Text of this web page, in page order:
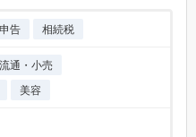
告 相続税
流通・小売
美容